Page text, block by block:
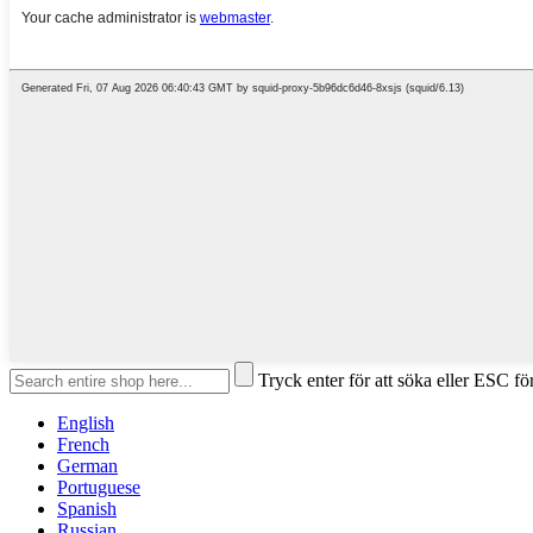
Tryck enter för att söka eller ESC
English
French
German
Portuguese
Spanish